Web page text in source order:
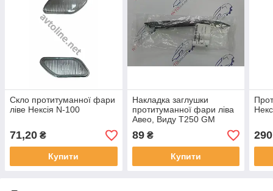
Скло протитуманної фари
ліве Нексія N-100
71,20 ₴
Купити
Накладка заглушки
протитуманної фари ліва
Авео, Виду Т250 GM
89₴
Купити
290